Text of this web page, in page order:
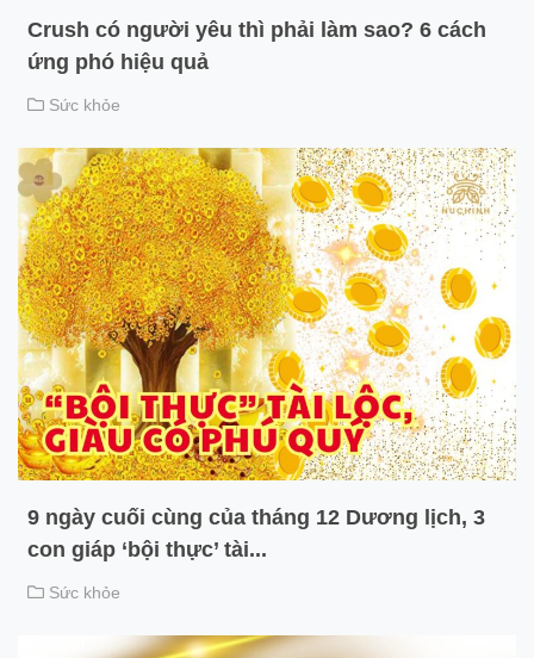
Crush có người yêu thì phải làm sao? 6 cách
ứng phó hiệu quả
Sức khỏe
9 ngày cuối cùng của tháng 12 Dương lịch, 3
con giáp ‘bội thực’ tài...
Sức khỏe